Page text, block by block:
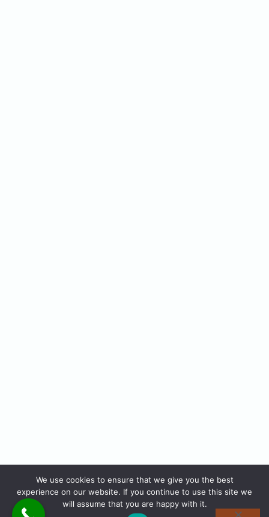
We use cookies to ensure that we give you the best
experience on our website. If you continue to use this site we
will assume that you are happy with it.